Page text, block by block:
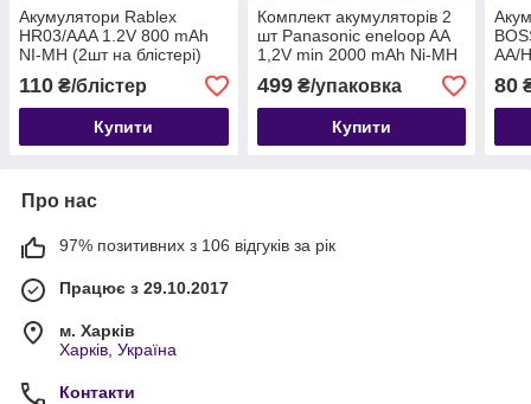
Акумулятори Rablex
HR03/AAA 1.2V 800 mAh
NI-MH (2шт на блістері)
110 ₴/блістер
Купити
Комплект акумуляторів 2
шт Panasonic eneloop AA
1,2V min 2000 mAh Ni-MH
BK-3MCDE/2BE
499₴/упаковка
Купити
AA/
80
Про нас
97% позитивних з 106 відгуків за рік
Працює з 29.10.2017
м. Харків
Харків, Україна
Контакти